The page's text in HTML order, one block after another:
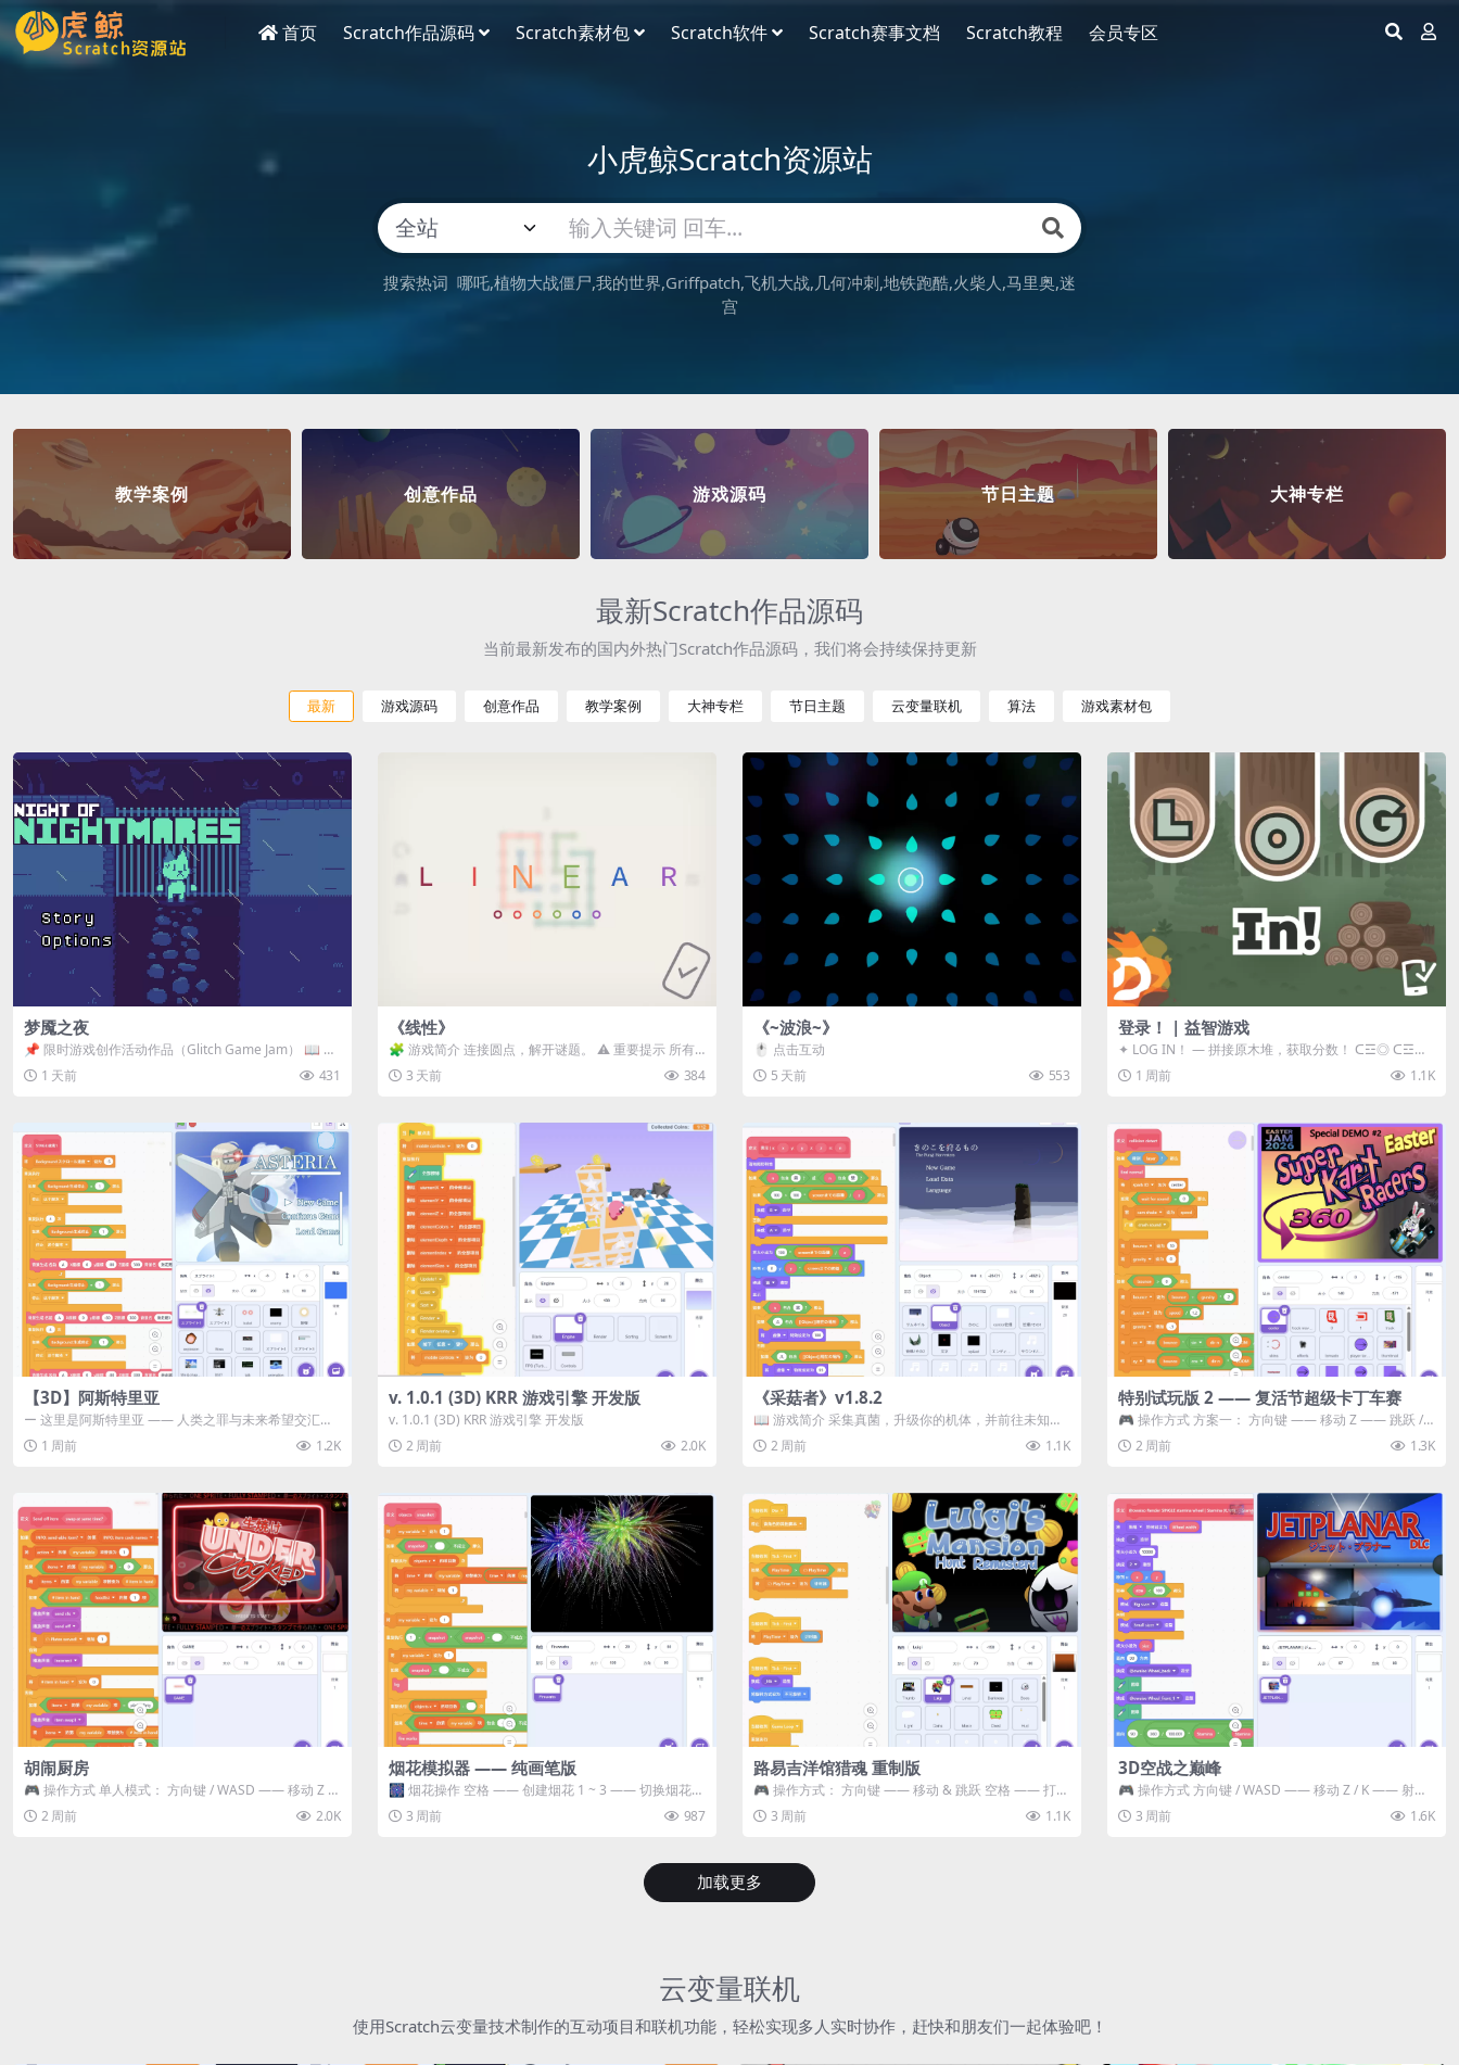
首页 Scratch作品源码 Scratch素材包 Scratch软件 Scratch赛事文档 Scratch教程 会员专区
小虎鲸Scratch资源站
搜索热词 哪吒 植物大战僵尸 我的世界 Griffpatch 飞机大战 几何冲刺 地铁跑酷 火柴人 马里奥 迷
宫
教学案例 创意作品 游戏源码 节日主题 大神专栏
最新Scratch作品源码
当前最新发布的国内外热门Scratch作品源码，我们将会持续保持更新
最新 游戏源码 创意作品 教学案例 大神专栏 节日主题 云变量联机 算法 游戏素材包
梦魇之夜
📌 限时游戏创作活动作品（Glitch Game Jam） 📖 故
事背景 怪物四...
1 天前 431
《线性》
🧩 游戏简介 连接圆点，解开谜题。 ⚠️ 重要提示 所有
关卡均可通关，请确保使用...
3 天前 384
《~波浪~》
🖱️ 点击互动
5 天前
553
登录！ | 益智游戏
✦ LOG IN！ — 拼接原木堆，获取分数！ ᑕ☲◎ ᑕ☲◎
ᑕ☲◎ ᑕ☲◎ ...
1 周前 1.1K
【3D】阿斯特里亚
ー 这里是阿斯特里亚 —— 人类之罪与未来希望交汇之
地 📖 游戏简介 《阿斯特里...
1 周前 1.2K
v. 1.0.1 (3D) KRR 游戏引擎 开发版
v. 1.0.1 (3D) KRR 游戏引擎 开发版
2 周前
2.0K
《采菇者》v1.8.2
📖 游戏简介 采集真菌，升级你的机体，并前往未知领
域探索。 这是一款静谧的探索冒...
2 周前 1.1K
特别试玩版 2 —— 复活节超级卡丁车赛
🎮 操作方式 方案一： 方向键 —— 移动 Z —— 跳跃 /
漂移 方案二： ...
2 周前 1.3K
胡闹厨房
🎮 操作方式 单人模式： 方向键 / WASD —— 移动 Z /
K —— 抓...
2 周前 2.0K
烟花模拟器 —— 纯画笔版
🎆 烟花操作 空格 —— 创建烟花 1 ~ 3 —— 切换烟花类
型 普通烟花 嘶...
3 周前 987
路易吉洋馆猎魂 重制版
🎮 操作方式： 方向键 —— 移动 & 跳跃 空格 —— 打开
宝箱 将你...
3 周前 1.1K
3D空战之巅峰
🎮 操作方式 方向键 / WASD —— 移动 Z / K —— 射击 /
攻击...
3 周前 1.6K
加载更多
云变量联机
使用Scratch云变量技术制作的互动项目和联机功能，轻松实现多人实时协作，赶快和朋友们一起体验吧！